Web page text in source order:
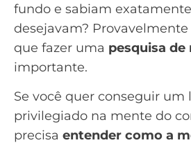
fundo e sabiam
desejavam? Provavelmente
que fazer uma pesquisa de
importante.
Se você quer conseguir um
privilegiado na mente do
precisa entender como a